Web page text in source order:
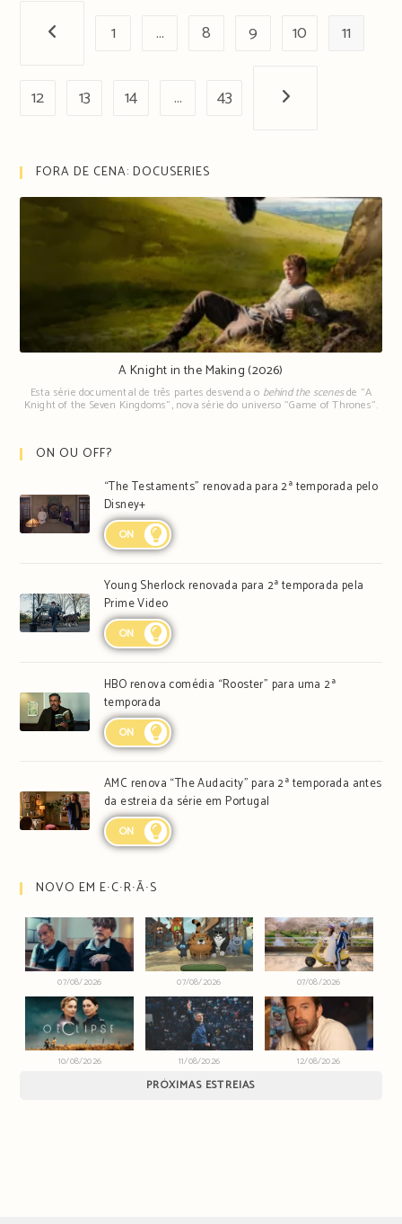
Página anterior
1 … 8 9 10 11
12 13 14 … 43 Próxima página
FORA DE CENA: DOCUSERIES
A Knight in the Making (2026)
Esta série documental de três partes desvenda o behind the scenesde "A
Knight of the Seven Kingdoms", nova série do universo "Game of Thrones".
ON OU OFF?
“The Testaments” renovada para 2ª temporada pelo
Disney+
ON
Young Sherlock renovada para 2ª temporada pela
Prime Video
ON
HBO renova comédia “Rooster” para uma 2ª
temporada
ON
AMC renova “The Audacity” para 2ª temporada antes
da estreia da série em Portugal
ON
NOVO EM E∙C∙R∙Ã∙S
07/08/2026 07/08/2026 07/08/2026
10/08/2026 11/08/2026 12/08/2026
PRÓXIMAS ESTREIAS